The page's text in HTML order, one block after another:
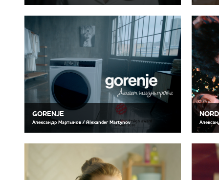
GORENJE
Александр Мартынов / Alexander Martynov